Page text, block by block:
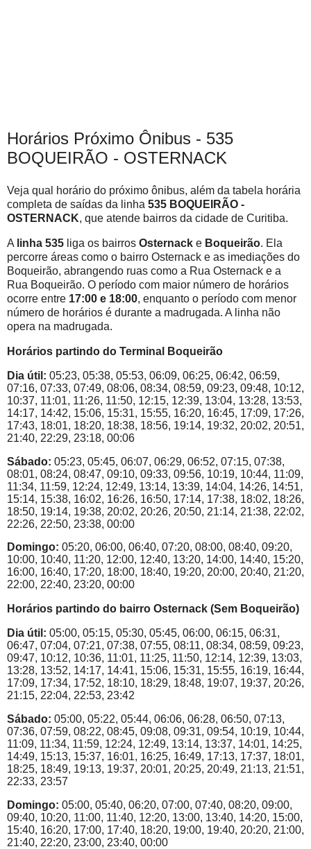
Horários Próximo Ônibus - 535
BOQUEIRÃO - OSTERNACK
Veja qual horário do próximo ônibus, além da tabela horária
completa de saídas da linha 535 BOQUEIRÃO -
OSTERNACK, que atende bairros da cidade de Curitiba.
A linha 535 liga os bairros Osternack e Boqueirão. Ela
percorre áreas como o bairro Osternack e as imediações do
Boqueirão, abrangendo ruas como a Rua Osternack e a
Rua Boqueirão. O período com maior número de horários
ocorre entre 17:00 e 18:00, enquanto o período com menor
número de horários é durante a madrugada. A linha não
opera na madrugada.
Horários partindo do Terminal Boqueirão
Dia útil: 05:23, 05:38, 05:53, 06:09, 06:25, 06:42, 06:59,
07:16, 07:33, 07:49, 08:06, 08:34, 08:59, 09:23, 09:48, 10:12,
10:37, 11:01, 11:26, 11:50, 12:15, 12:39, 13:04, 13:28, 13:53,
14:17, 14:42, 15:06, 15:31, 15:55, 16:20, 16:45, 17:09, 17:26,
17:43, 18:01, 18:20, 18:38, 18:56, 19:14, 19:32, 20:02, 20:51,
21:40, 22:29, 23:18, 00:06
Sábado: 05:23, 05:45, 06:07, 06:29, 06:52, 07:15, 07:38,
08:01, 08:24, 08:47, 09:10, 09:33, 09:56, 10:19, 10:44, 11:09,
11:34, 11:59, 12:24, 12:49, 13:14, 13:39, 14:04, 14:26, 14:51,
15:14, 15:38, 16:02, 16:26, 16:50, 17:14, 17:38, 18:02, 18:26,
18:50, 19:14, 19:38, 20:02, 20:26, 20:50, 21:14, 21:38, 22:02,
22:26, 22:50, 23:38, 00:00
Domingo: 05:20, 06:00, 06:40, 07:20, 08:00, 08:40, 09:20,
10:00, 10:40, 11:20, 12:00, 12:40, 13:20, 14:00, 14:40, 15:20,
16:00, 16:40, 17:20, 18:00, 18:40, 19:20, 20:00, 20:40, 21:20,
22:00, 22:40, 23:20, 00:00
Horários partindo do bairro Osternack (Sem Boqueirão)
Dia útil: 05:00, 05:15, 05:30, 05:45, 06:00, 06:15, 06:31,
06:47, 07:04, 07:21, 07:38, 07:55, 08:11, 08:34, 08:59, 09:23,
09:47, 10:12, 10:36, 11:01, 11:25, 11:50, 12:14, 12:39, 13:03,
13:28, 13:52, 14:17, 14:41, 15:06, 15:31, 15:55, 16:19, 16:44,
17:09, 17:34, 17:52, 18:10, 18:29, 18:48, 19:07, 19:37, 20:26,
21:15, 22:04, 22:53, 23:42
Sábado: 05:00, 05:22, 05:44, 06:06, 06:28, 06:50, 07:13,
07:36, 07:59, 08:22, 08:45, 09:08, 09:31, 09:54, 10:19, 10:44,
11:09, 11:34, 11:59, 12:24, 12:49, 13:14, 13:37, 14:01, 14:25,
14:49, 15:13, 15:37, 16:01, 16:25, 16:49, 17:13, 17:37, 18:01,
18:25, 18:49, 19:13, 19:37, 20:01, 20:25, 20:49, 21:13, 21:51,
22:33, 23:57
Domingo: 05:00, 05:40, 06:20, 07:00, 07:40, 08:20, 09:00,
09:40, 10:20, 11:00, 11:40, 12:20, 13:00, 13:40, 14:20, 15:00,
15:40, 16:20, 17:00, 17:40, 18:20, 19:00, 19:40, 20:20, 21:00,
21:40, 22:20, 23:00, 23:40, 00:00